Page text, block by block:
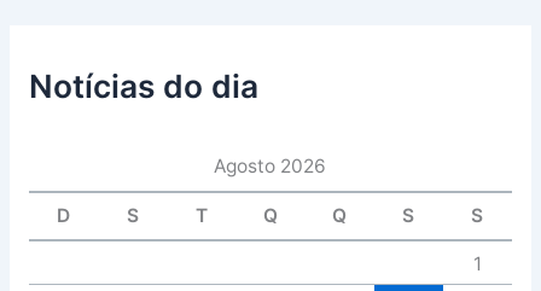
Notícias do dia
Agosto 2026
D S T Q Q S S
1